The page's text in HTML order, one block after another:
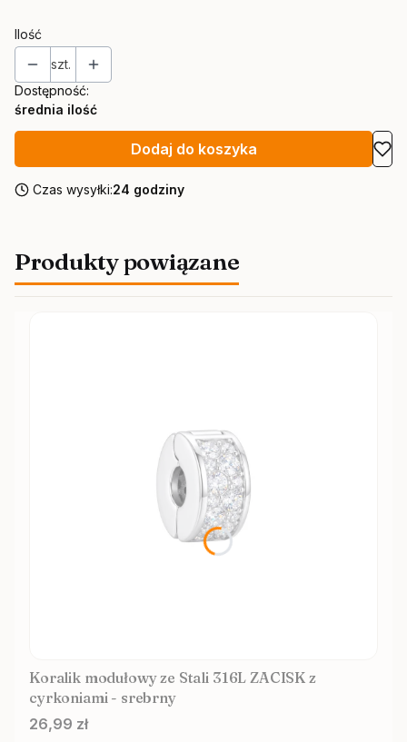
Ilość
szt.
Dostępność:
średnia ilość
Dodaj do koszyka
Czas wysyłki:24 godziny
Produkty powiązane
Koralik modułowy ze Stali 316L ZACISK z
cyrkoniami - srebrny
Cena
26,99 zł